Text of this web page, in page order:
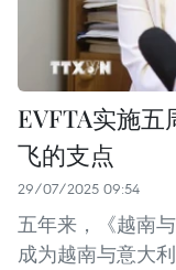
EVFTA实施
飞的支点
29/07/2025 09:54
五年来，《越南
成为越南与意大